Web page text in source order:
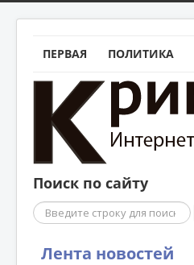
ПЕРВАЯ ПОЛИТИКА
Поиск по сайту
Поиск
Лента новостей